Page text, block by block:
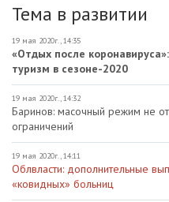
Тема в развитии
19 мая 2020г., 14:35
«Отдых после
туризм в сезоне-2020
19 мая 2020г., 14:32
Баринов: масочный режим не
ограничений
19 мая 2020г., 14:11
Облвласти: дополнительные
«ковидных» больниц